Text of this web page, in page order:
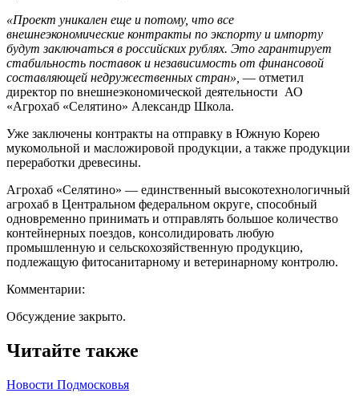
«Проект уникален еще и потому, что все
внешнеэкономические контракты по экспорту и импорту
будут заключаться в российских рублях. Это гарантирует
стабильность поставок и независимость от финансовой
составляющей недружественных стран», — отметил
директор по внешнеэкономической деятельности АО
«Агрохаб «Селятино» Александр Школа.
Уже заключены контракты на отправку в Южную Корею
мукомольной и масложировой продукции, а также продукции
переработки древесины.
Агрохаб «Селятино» — единственный высокотехнологичный
агрохаб в Центральном федеральном округе, способный
одновременно принимать и отправлять большое количество
контейнерных поездов, консолидировать любую
промышленную и сельскохозяйственную продукцию,
подлежащую фитосанитарному и ветеринарному контролю.
Комментарии:
Обсуждение закрыто.
Читайте также
Новости Подмосковья